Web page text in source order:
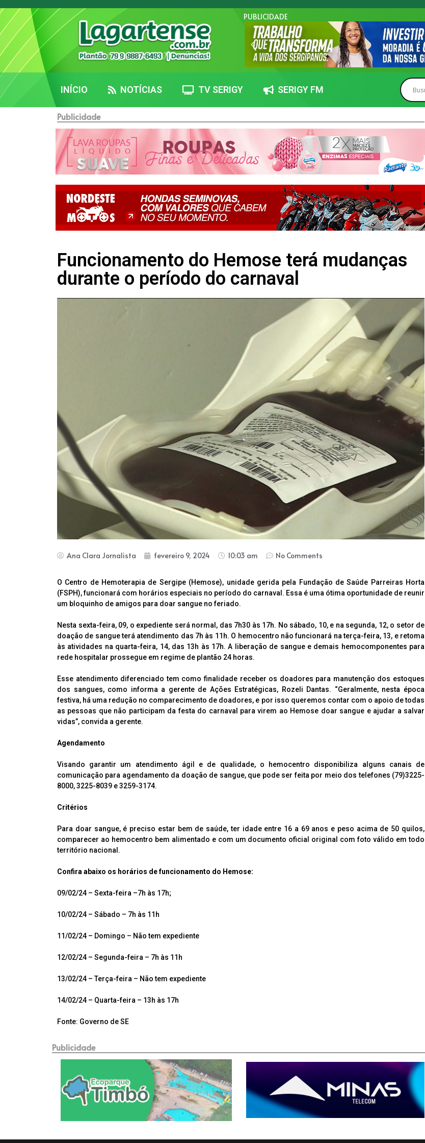
PUBLICIDADE
INÍCIO NOTÍCIAS TV SERIGY SERIGY FM
Publicidade
Funcionamento do Hemose terá mudanças
durante o período do carnaval
Ana Clara Jornalista fevereiro 9, 2024 10:03 am No Comments
O Centro de Hemoterapia de Sergipe (Hemose), unidade gerida pela Fundação de Saúde Parreiras Horta
(FSPH), funcionará com horários especiais no período do carnaval. Essa é uma ótima oportunidade de reunir
um bloquinho de amigos para doar sangue no feriado.
Nesta sexta-feira, 09, o expediente será normal, das 7h30 às 17h. No sábado, 10, e na segunda, 12, o setor de
doação de sangue terá atendimento das 7h às 11h. O hemocentro não funcionará na terça-feira, 13, e retoma
às atividades na quarta-feira, 14, das 13h às 17h. A liberação de sangue e demais hemocomponentes para
rede hospitalar prossegue em regime de plantão 24 horas.
Esse atendimento diferenciado tem como finalidade receber os doadores para manutenção dos estoques
dos sangues, como informa a gerente de Ações Estratégicas, Rozeli Dantas. “Geralmente, nesta época
festiva, há uma redução no comparecimento de doadores, e por isso queremos contar com o apoio de todas
as pessoas que não participam da festa do carnaval para virem ao Hemose doar sangue e ajudar a salvar
vidas”, convida a gerente.
Agendamento
Visando garantir um atendimento ágil e de qualidade, o hemocentro disponibiliza alguns canais de
comunicação para agendamento da doação de sangue, que pode ser feita por meio dos telefones (79)3225-
8000, 3225-8039 e 3259-3174.
Critérios
Para doar sangue, é preciso estar bem de saúde, ter idade entre 16 a 69 anos e peso acima de 50 quilos,
comparecer ao hemocentro bem alimentado e com um documento oficial original com foto válido em todo
território nacional.
Confira abaixo os horários de funcionamento do Hemose:
09/02/24 – Sexta-feira –7h às 17h;
10/02/24 – Sábado – 7h às 11h
11/02/24 – Domingo – Não tem expediente
12/02/24 – Segunda-feira – 7h às 11h
13/02/24 – Terça-feira – Não tem expediente
14/02/24 – Quarta-feira – 13h às 17h
Fonte: Governo de SE
Publicidade